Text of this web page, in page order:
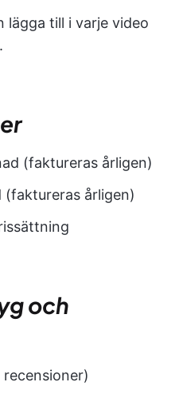
lägga till i varje video
(faktureras årligen)
(faktureras årligen)
och